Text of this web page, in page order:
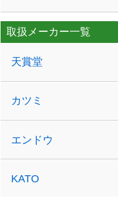
取扱メーカー一覧
天賞堂
カツミ
エンドウ
KATO